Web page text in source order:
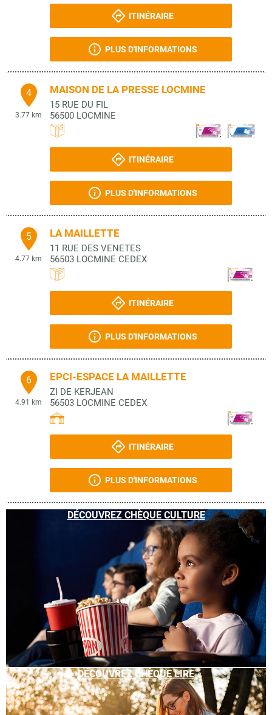
ITINÉRAIRE
PLUS D'INFORMATIONS
4
3.77 km
MAISON DE LA PRESSE LOCMINE
15 RUE DU FIL
56500 LOCMINE
ITINÉRAIRE
PLUS D'INFORMATIONS
5
4.77 km
LA MAILLETTE
11 RUE DES VENETES
56503 LOCMINE CEDEX
ITINÉRAIRE
PLUS D'INFORMATIONS
6
4.91 km
EPCI-ESPACE LA MAILLETTE
ZI DE KERJEAN
56503 LOCMINE CEDEX
ITINÉRAIRE
PLUS D'INFORMATIONS
DÉCOUVREZ CHÈQUE CULTURE
DÉCOUVREZ CHÈQUE LIRE